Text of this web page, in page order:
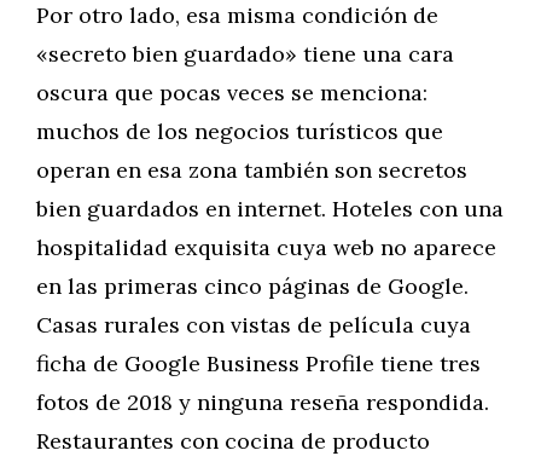
Por otro lado, esa misma condición de
«secreto bien guardado» tiene una cara
oscura que pocas veces se menciona:
muchos de los negocios turísticos que
operan en esa zona también son secretos
bien guardados en internet. Hoteles con una
hospitalidad exquisita cuya web no aparece
en las primeras cinco páginas de Google.
Casas rurales con vistas de película cuya
ficha de Google Business Profile tiene tres
fotos de 2018 y ninguna reseña respondida.
Restaurantes con cocina de producto